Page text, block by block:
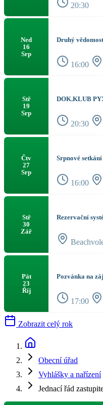
20:30
Ned
16
Srp
Druhý
16:00
Stř
19
Srp
DOK.KLUB
20:30
Čtv
27
Srp
Srpnové
16:00
Stř
30
Zář
Rezervační
Pát
23
Říj
Pozvánka na
17:00
Zobrazit celý rok
Obecní úřad
Vyhlášky a nařízení
Jednací řád